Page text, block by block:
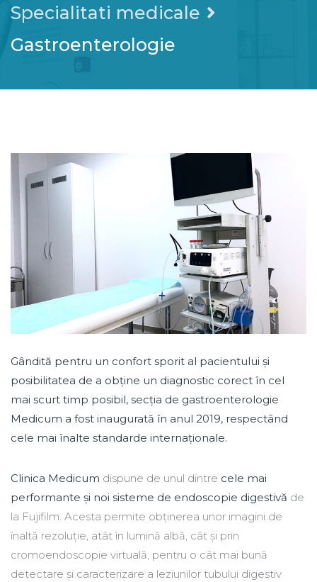
Specialitati medicale
Gastroenterologie
Gândită pentru un confort sporit al pacientului și
posibilitatea de a obține un diagnostic corect în cel
mai scurt timp posibil, secția de gastroenterologie
Medicum a fost inaugurată în anul 2019, respectând
cele mai înalte standarde internaționale.
Clinica Medicum dispune de unul dintre cele mai
performante și noi sisteme de endoscopie digestivă de
la Fujifilm. Acesta permite obținerea unor imagini de
înaltă rezoluție, atât în lumină albă, cât și prin
cromoendoscopie virtuală, pentru o cât mai bună
detectare și caracterizare a leziunilor tubului digestiv